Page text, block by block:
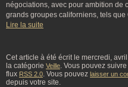
négociations, avec pour ambition de
grands groupes californiens, tels que
Lire la suite
Cet article à été écrit le mercredi,
la catégorie Veille. Vous pouvez
flux RSS 2.0. Vous pouvez laisser un
depuis votre site.